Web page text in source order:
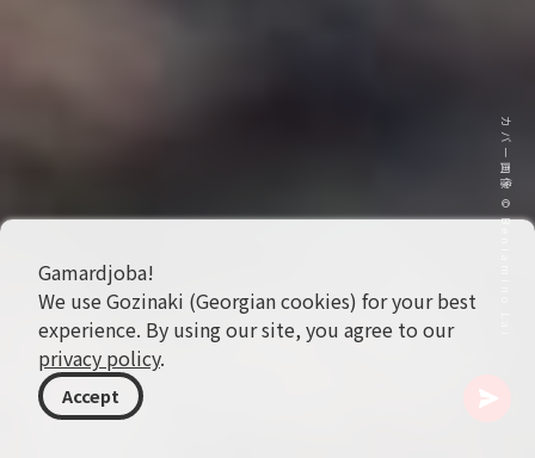
カバー画像 © Beniamino Lai
Gamardjoba!
We use Gozinaki (Georgian cookies) for your best
experience. By using our site, you agree to our
privacy policy.
Accept